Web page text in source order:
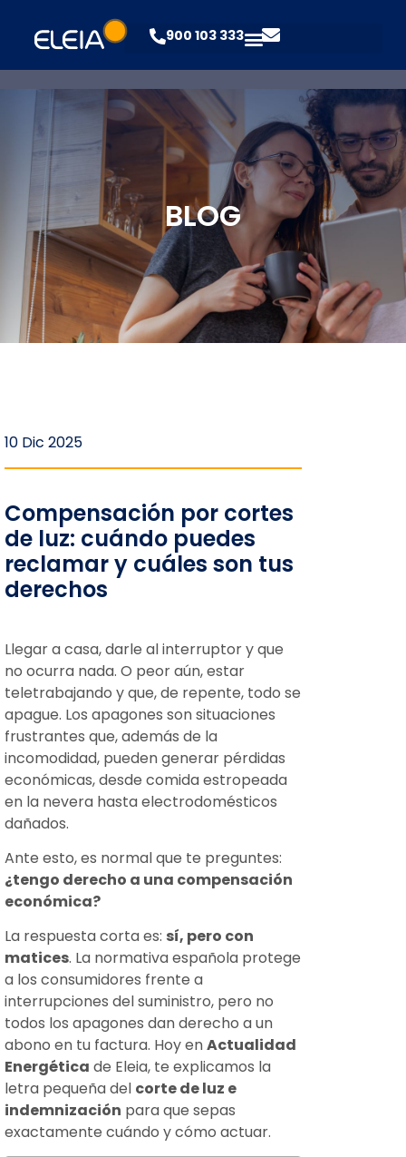
900 103 333
BLOG
10 Dic 2025
Compensación por cortes
de luz: cuándo puedes
reclamar y cuáles son tus
derechos
Llegar a casa, darle al interruptor y que
no ocurra nada. O peor aún, estar
teletrabajando y que, de repente, todo se
apague. Los apagones son situaciones
frustrantes que, además de la
incomodidad, pueden generar pérdidas
económicas, desde comida estropeada
en la nevera hasta electrodomésticos
dañados.
Ante esto, es normal que te preguntes:
¿tengo derecho a una compensación
económica?
La respuesta corta es: sí, pero con
matices. La normativa española protege
a los consumidores frente a
interrupciones del suministro, pero no
todos los apagones dan derecho a un
abono en tu factura. Hoy enActualidad
Energética de Eleia, te explicamos la
letra pequeña del corte de luz e
indemnización para que sepas
exactamente cuándo y cómo actuar.